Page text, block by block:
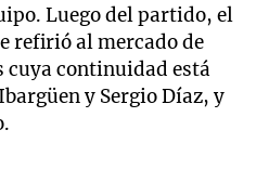
Luego del partido, el
refirió al mercado de
cuya continuidad está
y Sergio Díaz, y